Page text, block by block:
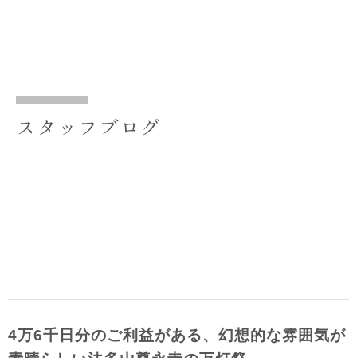
スタッフブログ
4万6千日分のご利益がある、幻想的な雰囲気が